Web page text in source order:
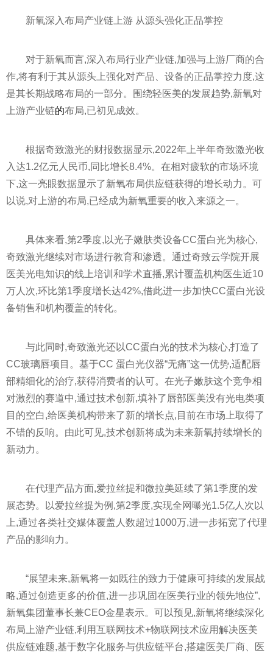
新氧深入布局产业链上游 从源头强化正品掌控
对于新氧而言,深入布局行业产业链,加强与上游厂商的合
作,将有利于其从源头上强化对产品、设备的正品掌控力度,这
是其长期战略布局的一部分。围绕轻医美的发展趋势,新氧对
上游产业链的布局,已初见成效。
根据奇致激光的财报数据显示,2022年上半年奇致激光收
入达1.2亿元人民币,同比增长8.4%。在相对疲软的市场环境
下,这一亮眼数据显示了新氧布局供应链获得的增长动力。可
以说,对上游的布局,已经成为新氧重要的收入来源之一。
具体来看,第2季度,以光子嫩肤类设备CC蛋白光为核心,
奇致激光继续对市场进行教育和渗透。通过奇致云学院开展
医美光电知识的线上培训和学术直播,累计覆盖机构医生近10
万人次,环比第1季度增长达42%,借此进一步加快CC蛋白光设
备销售和机构覆盖的转化。
与此同时,奇致激光还以CC蛋白光的技术为核心,打造了
CC玻璃唇项目。基于CC 蛋白光仪器“无痛”这一优势,适配唇
部精细化的治疗,获得消费者的认可。在光子嫩肤这个竞争相
对激烈的赛道中,通过技术创新,填补了唇部医美没有光电类项
目的空白,给医美机构带来了新的增长点,目前在市场上取得了
不错的反响。由此可见,技术创新将成为未来新氧持续增长的
新动力。
在代理产品方面,爱拉丝提和微拉美延续了第1季度的发
展态势。以爱拉丝提为例,第2季度,实现全网曝光1.5亿人次以
上,通过各类社交媒体覆盖人数超过1000万,进一步拓宽了代理
产品的影响力。
“展望未来,新氧将一如既往的致力于健康可持续的发展战
略,通过创造更多的价值,进一步巩固在医美行业的领先地位”,
新氧集团董事长兼CEO金星表示。可以预见,新氧将继续深化
布局上游产业链,利用互联网技术+物联网技术应用解决医美
供应链难题,基于数字化服务与供应链平台,搭建医美厂商、医